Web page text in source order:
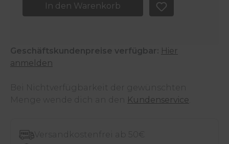
In den Warenkorb
Geschäftskundenpreise verfügbar: Hier
anmelden
Bei Nichtverfügbarkeit der gewünschten
Menge wende dich an den
Kundenservice
Versandkostenfrei ab 50€